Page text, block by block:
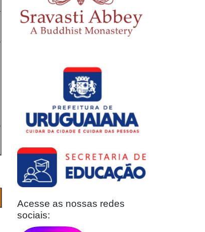
Acesse as nossas redes
sociais: